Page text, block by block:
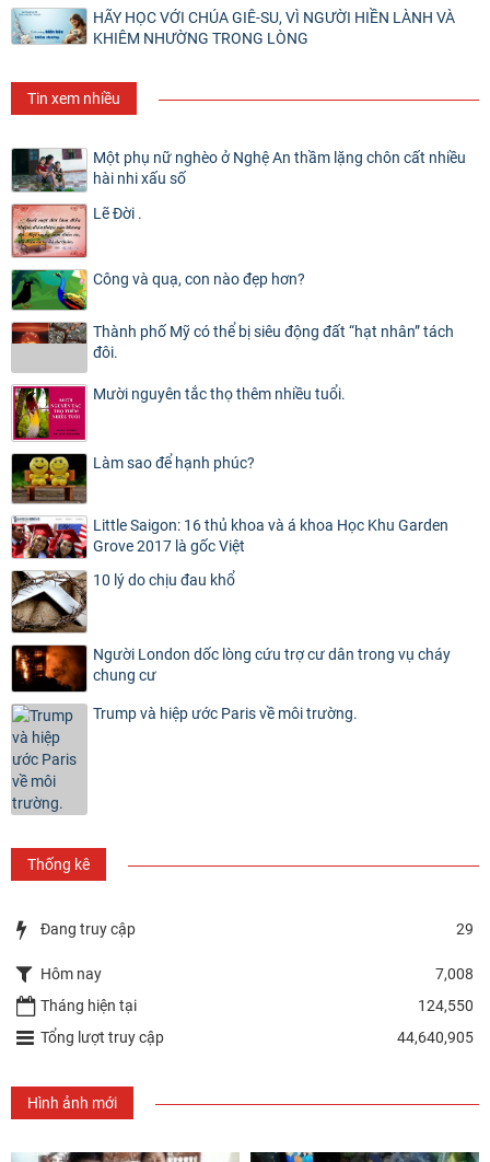
HÃY HỌC VỚI CHÚA GIÊ-SU, VÌ NGƯỜI HIỀN LÀNH VÀ
KHIÊM NHƯỜNG TRONG LÒNG
Tin xem nhiều
Một phụ nữ nghèo ở Nghệ An thầm lặng chôn cất nhiều
hài nhi xấu số
Lẽ Đời .
Công và quạ, con nào đẹp hơn?
Thành phố Mỹ có thể bị siêu động đất “hạt nhân” tách
đôi.
Mười nguyên tắc thọ thêm nhiều tuổi.
Làm sao để hạnh phúc?
Little Saigon: 16 thủ khoa và á khoa Học Khu Garden
Grove 2017 là gốc Việt
10 lý do chịu đau khổ
Người London dốc lòng cứu trợ cư dân trong vụ cháy
chung cư
Trump và hiệp ước Paris về môi trường.
Thống kê
Đang truy cập 29
Hôm nay
7,008
Tháng hiện tại
124,550
Tổng lượt truy cập
44,640,905
Hình ảnh mới